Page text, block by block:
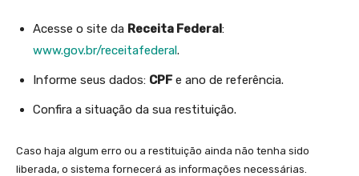
Acesse o site da Receita Federal:
www.gov.br/receitafederal.
Informe seus dados: CPFe ano de referência.
Confira a situação da sua restituição.
Caso haja algum erro ou a restituição ainda não tenha sido
liberada, o sistema fornecerá as informações necessárias.